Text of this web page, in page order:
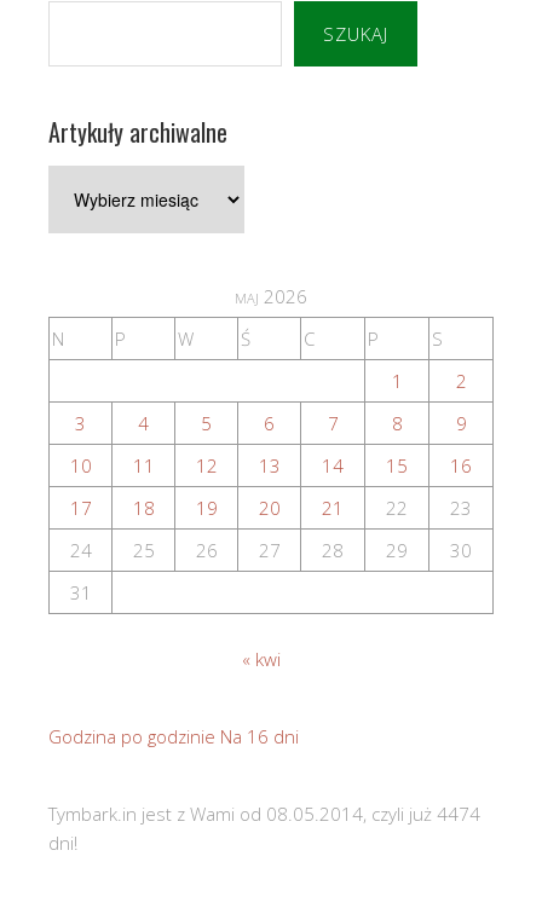
SZUKAJ
Artykuły archiwalne
archiwalne
maj 2026
N
P W Ś C P
S
1
2
3
4 5 6 7 8
9
10
11 12 13 14 15
16
17
18 19 20 21 22
23
24
25 26 27 28 29
30
31
« kwi
Godzina po godzinie Na 16 dni
Tymbark.in jest z Wami od 08.05.2014, czyli już 4474
dni!